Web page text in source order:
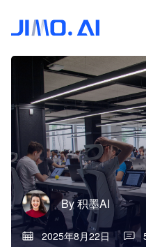
By积墨AI
2025年8月22日